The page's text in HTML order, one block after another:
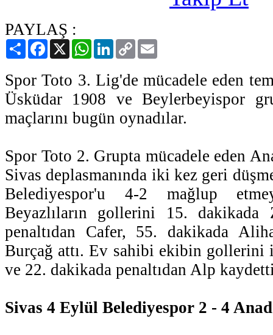
PAYLAŞ :
PaylaşFacebook
X WhatsAppLinkedIn
Copy
Link
Spor Toto 3. Lig'de mücadele eden
Üsküdar 1908 ve Beylerbeyispor
maçlarını bugün oynadılar.
Spor Toto 2. Grupta mücadele eden
Sivas deplasmanında iki kez geri
Belediyespor'u 4-2 mağlup
Beyazlıların gollerini 15. dakikada
penaltıdan Cafer, 55. dakikada
Burçağ attı. Ev sahibi ekibin gollerini
ve 22. dakikada penaltıdan Alp
Sivas 4 Eylül Belediyespor 2 - 4